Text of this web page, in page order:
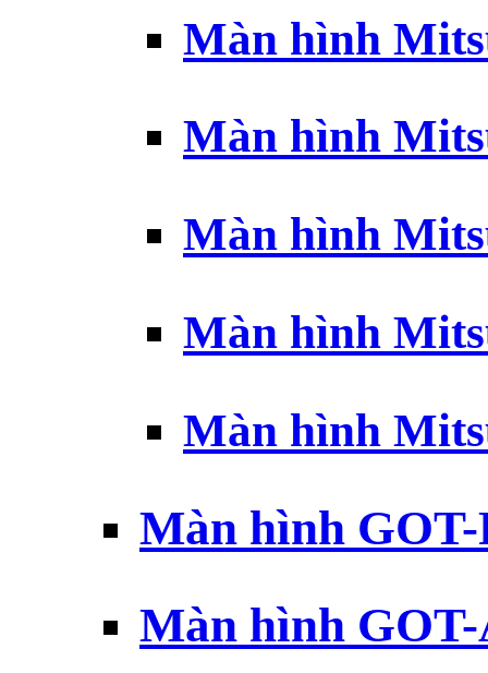
Màn hình
Màn hình
Màn hình
Màn hình
Màn hình
Màn hình GOT-
Màn hình